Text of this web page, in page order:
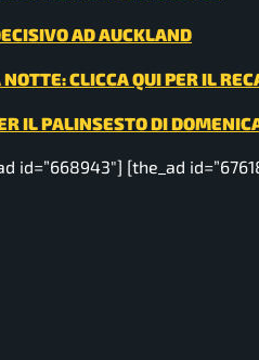
AD AUCKLAND
CLICCA QUI PER IL
IL PALINSESTO DI
id=”668943″] [the_ad